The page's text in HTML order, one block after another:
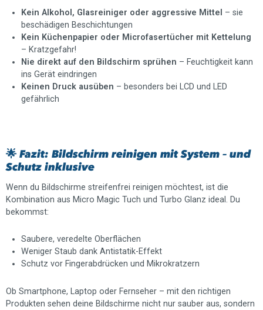
Kein Alkohol, Glasreiniger oder aggressive Mittel – sie
beschädigen Beschichtungen
Kein Küchenpapier oder Microfasertücher mit Kettelung
– Kratzgefahr!
Nie direkt auf den Bildschirm sprühen – Feuchtigkeit kann
ins Gerät eindringen
Keinen Druck ausüben – besonders bei LCD und LED
gefährlich
🌟 Fazit: Bildschirm reinigen mit System – und
Schutz inklusive
Wenn du Bildschirme streifenfrei reinigen möchtest, ist die
Kombination aus Micro Magic Tuch und Turbo Glanz ideal. Du
bekommst:
Saubere, veredelte Oberflächen
Weniger Staub dank Antistatik-Effekt
Schutz vor Fingerabdrücken und Mikrokratzern
Ob Smartphone, Laptop oder Fernseher – mit den richtigen
Produkten sehen deine Bildschirme nicht nur sauber aus, sondern